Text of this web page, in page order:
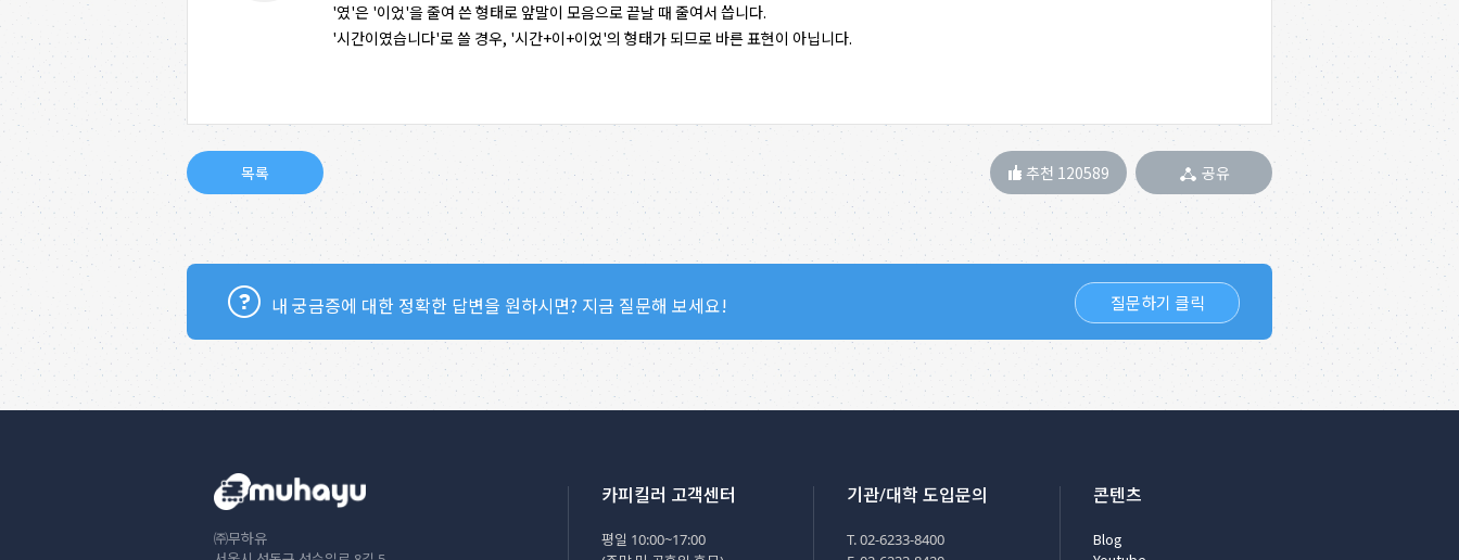
'였'은 '이었'을 줄여 쓴 형태로 앞말이 모음으로 끝날 때 줄여서 씁니다.
'시간이였습니다'로 쓸 경우, '시간+이+이었'의 형태가 되므로 바른 표현이 아닙니다.
추천 120589 공유
질문하기 클릭
내 궁금증에 대한 정확한 답변을 원하시면? 지금 질문해 보세요!
㈜무하유
카피킬러 고객센터
평일 10:00~17:00
기관/대학 도입문의
T. 02-6233-8400
콘텐츠
Blog